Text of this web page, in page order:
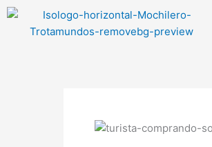
contenido